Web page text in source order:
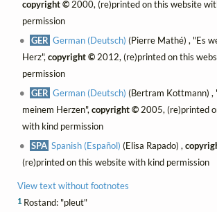
copyright ©2000, (re)printed on this website
permission
GER German (Deutsch) (Pierre Mathé) , "Es
Herz", copyright ©2012, (re)printed on this
permission
GER German (Deutsch) (Bertram Kottmann) ,
meinem Herzen", copyright ©2005, (re)printed
with kind permission
SPA Spanish (Español) (Elisa Rapado) ,
(re)printed on this website with kind permission
View text without footnotes
1Rostand: "pleut"